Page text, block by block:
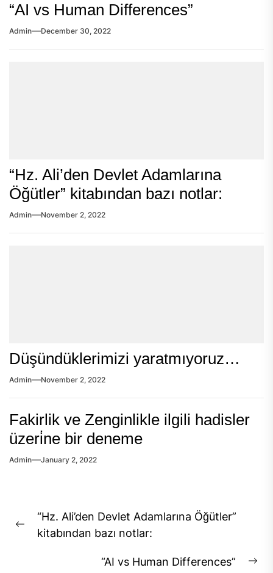
“AI vs Human Differences”
Admin December 30, 2022
“Hz. Ali’den Devlet Adamlarına
Öğütler” kitabından bazı notlar:
Admin November 2, 2022
Düşündüklerimizi yaratmıyoruz…
Admin November 2, 2022
Fakirlik ve Zenginlikle ilgili hadisler
üzeri̇ne bir deneme
Admin January 2, 2022
Post
navigation
Previous
“Hz. Ali’den Devlet Adamlarına Öğütler”
kitabından bazı notlar:
“AI vs Human Differences”